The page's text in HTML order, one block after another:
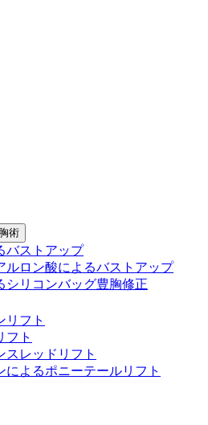
術
バストアップ
ルロン酸によるバストアップ
シリコンバッグ豊胸修正
リフト
フト
スレッドリフト
によるポニーテールリフト